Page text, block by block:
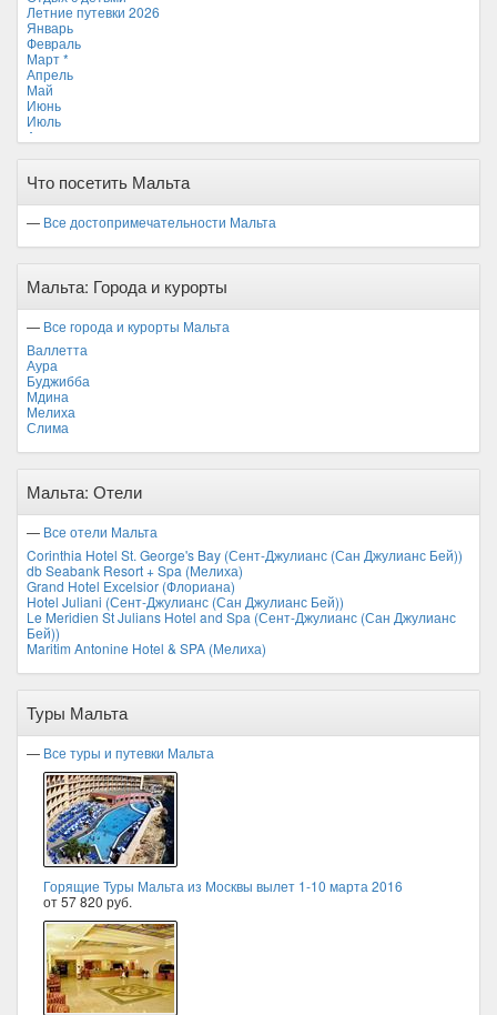
Летние путевки 2026
Январь
Февраль
Март *
Апрель
Май
Июнь
Июль
Август
Ноябрь
Что посетить Мальта
— Все достопримечательности Мальта
Мальта: Города и курорты
— Все города и курорты Мальта
Валлетта
Аура
Буджибба
Мдина
Мелиха
Слима
Мальта: Отели
— Все отели Мальта
Corinthia Hotel St. George's Bay (Сент-Джулианс (Сан Джулианс Бей))
db Seabank Resort + Spa (Мелиха)
Grand Hotel Excelsior (Флориана)
Hotel Juliani (Сент-Джулианс (Сан Джулианс Бей))
Le Meridien St Julians Hotel and Spa (Сент-Джулианс (Сан Джулианс
Бей))
Maritim Antonine Hotel & SPA (Мелиха)
Туры Мальта
— Все туры и путевки Мальта
Горящие Туры Мальта из Москвы вылет 1-10 марта 2016
от 57 820 руб.